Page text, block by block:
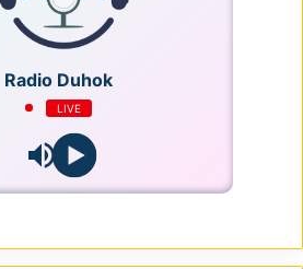
Radio Duhok
LIVE